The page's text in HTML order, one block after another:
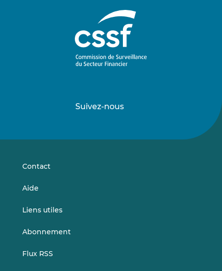
Suivez-nous
sursur
Contact
Aide
Liens utiles
Abonnement
Flux RSS